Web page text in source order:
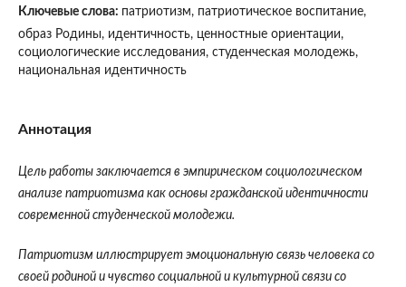
Ключевые слова: патриотизм, патриотическое воспитание,
образ Родины, идентичность, ценностные ориентации,
социологические исследования, студенческая молодежь,
национальная идентичность
Аннотация
Цель работы заключается в эмпирическом социологическом
анализе патриотизма как основы гражданской идентичности
современной студенческой молодежи.
Патриотизм иллюстрирует эмоциональную связь человека со
своей родиной и чувство социальной и культурной связи со